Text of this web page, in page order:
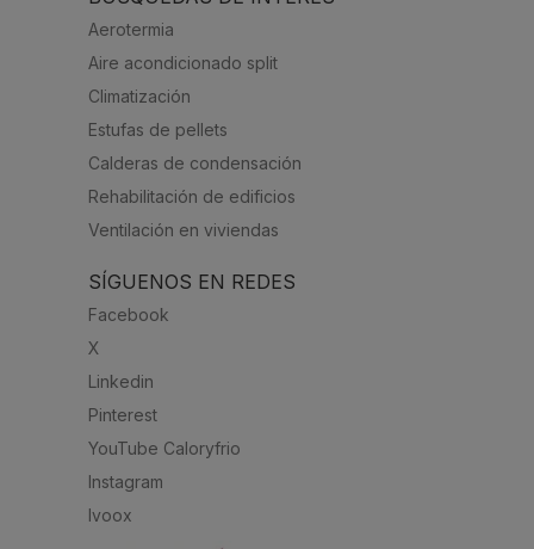
Aerotermia
Aire acondicionado split
Climatización
Estufas de pellets
Calderas de condensación
Rehabilitación de edificios
Ventilación en viviendas
SÍGUENOS EN REDES
Facebook
X
Linkedin
Pinterest
YouTube Caloryfrio
Instagram
Ivoox